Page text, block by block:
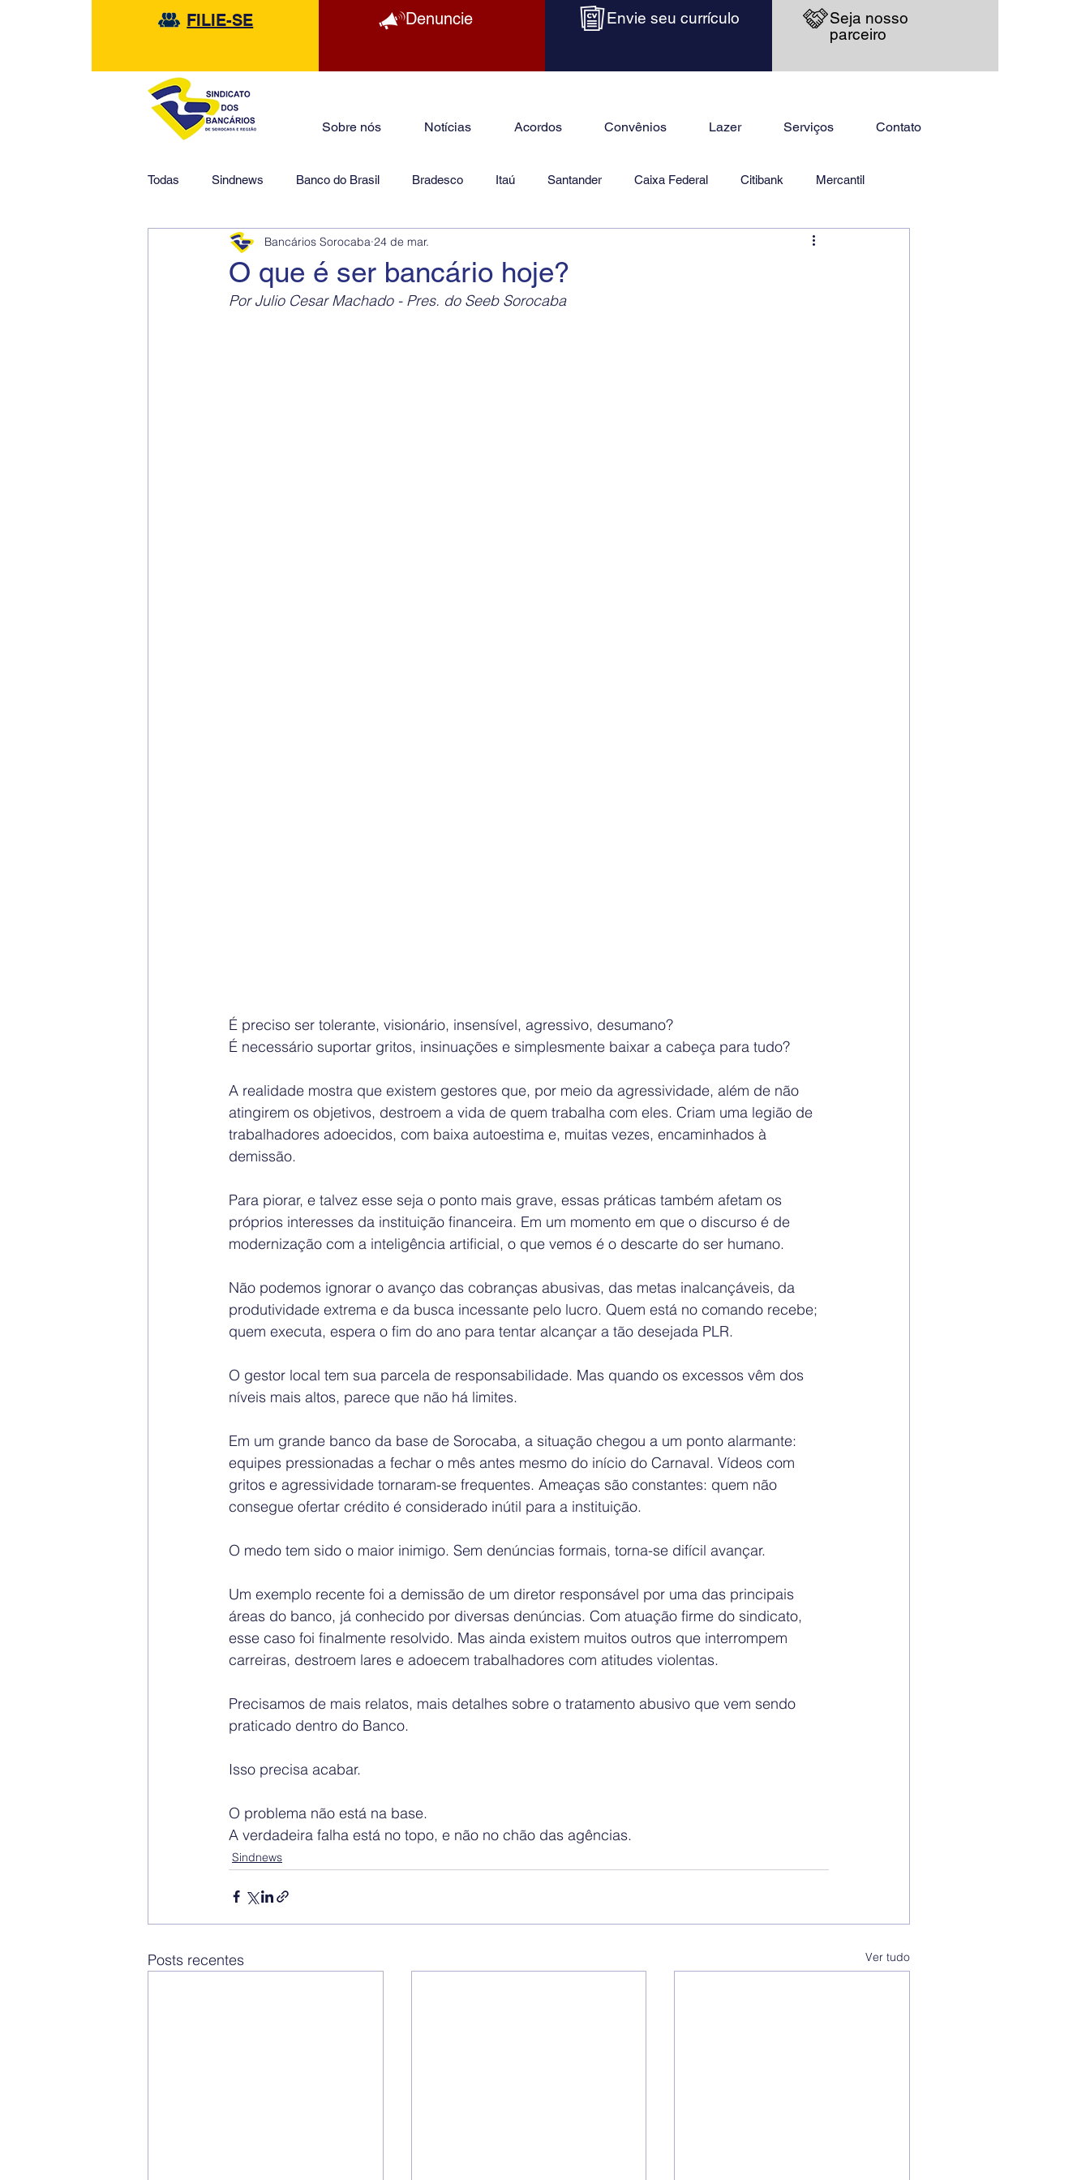
FILIE-SE Denuncie Envie seu currículo
Seja nosso
parceiro
Sobre nós Notícias Acordos Convênios Lazer Serviços Contato
Todas Sindnews Banco do Brasil Bradesco Itaú Santander Caixa Federal Citibank Mercantil
HSBC Financeiras Jurídico
O que é ser bancário hoje?
Bancários Sorocaba 24 de mar.
Por Julio Cesar Machado - Pres. do Seeb Sorocaba
É preciso ser tolerante, visionário, insensível, agressivo, desumano?
É necessário suportar gritos, insinuações e simplesmente baixar a cabeça para tudo?
A realidade mostra que existem gestores que, por meio da agressividade, além de não
atingirem os objetivos, destroem a vida de quem trabalha com eles. Criam uma legião de
trabalhadores adoecidos, com baixa autoestima e, muitas vezes, encaminhados à
demissão.
Para piorar, e talvez esse seja o ponto mais grave, essas práticas também afetam os
próprios interesses da instituição financeira. Em um momento em que o discurso é de
modernização com a inteligência artificial, o que vemos é o descarte do ser humano.
Não podemos ignorar o avanço das cobranças abusivas, das metas inalcançáveis, da
produtividade extrema e da busca incessante pelo lucro. Quem está no comando recebe;
quem executa, espera o fim do ano para tentar alcançar a tão desejada PLR.
O gestor local tem sua parcela de responsabilidade. Mas quando os excessos vêm dos
níveis mais altos, parece que não há limites.
Em um grande banco da base de Sorocaba, a situação chegou a um ponto alarmante:
equipes pressionadas a fechar o mês antes mesmo do início do Carnaval. Vídeos com
gritos e agressividade tornaram-se frequentes. Ameaças são constantes: quem não
consegue ofertar crédito é considerado inútil para a instituição.
O medo tem sido o maior inimigo. Sem denúncias formais, torna-se difícil avançar.
Um exemplo recente foi a demissão de um diretor responsável por uma das principais
áreas do banco, já conhecido por diversas denúncias. Com atuação firme do sindicato,
esse caso foi finalmente resolvido. Mas ainda existem muitos outros que interrompem
carreiras, destroem lares e adoecem trabalhadores com atitudes violentas.
Precisamos de mais relatos, mais detalhes sobre o tratamento abusivo que vem sendo
praticado dentro do Banco.
Isso precisa acabar.
O problema não está na base.
A verdadeira falha está no topo, e não no chão das agências.
Sindnews
Posts recentes Ver tudo